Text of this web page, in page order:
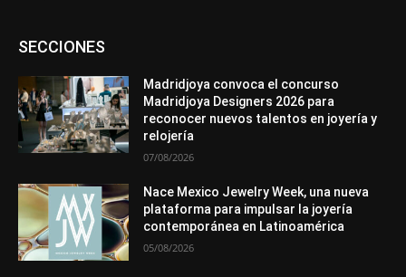
SECCIONESAsociaciones
Entrevistas
Mundo Técnico
Novedades Opiniones
Perspectiva
Premios
Secciones Sin categoría
Más
Madridjoya convoca el concurso
Madridjoya Designers 2026 para
reconocer nuevos talentos en joyería y
relojería
07/08/2026
Nace Mexico Jewelry Week, una nueva
plataforma para impulsar la joyería
contemporánea en Latinoamérica
05/08/2026